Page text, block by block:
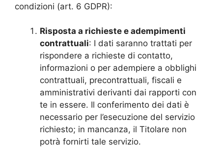
condizioni (art. 6 GDPR):
Risposta a richieste e adempimenti
contrattuali: I dati saranno trattati per
rispondere a richieste di contatto,
informazioni o per adempiere a obblighi
contrattuali, precontrattuali, fiscali e
amministrativi derivanti dai rapporti con
te in essere. Il conferimento dei dati è
necessario per l’esecuzione del servizio
richiesto; in mancanza, il Titolare non
potrà fornirti tale servizio.